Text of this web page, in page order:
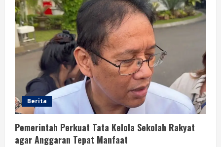
Berita
Pemerintah Perkuat Tata Kelola Sekolah Rakyat
agar Anggaran Tepat Manfaat